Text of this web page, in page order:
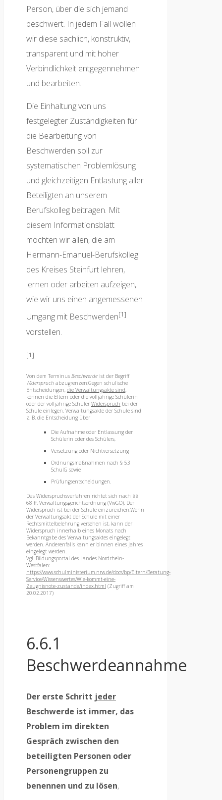
Person, über die sich jemand
beschwert. In jedem Fall wollen
wir diese sachlich, konstruktiv,
transparent und mit hoher
Verbindlichkeit entgegennehmen
und bearbeiten.
Die Einhaltung von uns
festgelegter Zuständigkeiten für
die Bearbeitung von
Beschwerden soll zur
systematischen Problemlösung
und gleichzeitigen Entlastung aller
Beteiligten an unserem
Berufskolleg beitragen. Mit
diesem Informationsblatt
möchten wir allen, die am
Hermann-Emanuel-Berufskolleg
des Kreises Steinfurt lehren,
lernen oder arbeiten aufzeigen,
wie wir uns einen angemessenen
Umgang mit Beschwerden[1]
vorstellen.
[1]
Von dem Terminus Beschwerde ist der Begriff
Widerspruch abzugrenzen:Gegen schulische
Entscheidungen, die Verwaltungsakte sind,
können die Eltern oder die volljährige Schülerin
oder der volljährige Schüler Widerspruch bei der
Schule einlegen. Verwaltungsakte der Schule sind
z. B. die Entscheidung über
Die Aufnahme oder Entlassung der
Schülerin oder des Schülers,
Versetzung oder Nichtversetzung
Ordnungsmaßnahmen nach § 53
SchulG sowie
Prüfungsentscheidungen.
Das Widerspruchsverfahren richtet sich nach §§
68 ff. Verwaltungsgerichtsordnung (VwGO). Der
Widerspruch ist bei der Schule einzureichen.Wenn
der Verwaltungsakt der Schule mit einer
Rechtsmittelbelehrung versehen ist, kann der
Widerspruch innerhalb eines Monats nach
Bekanntgabe des Verwaltungsaktes eingelegt
werden. Anderenfalls kann er binnen eines Jahres
eingelegt werden.
Vgl. Bildungsportal des Landes Nordrhein-
Westfalen:
https://www.schulministerium.nrw.de/docs/bp/Eltern/Beratung-
Service/Wissenswertes/Wie-kommt-eine-
Zeugnisnote-zustande/index.html (Zugriff am
20.02.2017)
6.6.1
Beschwerdeannahme
Der erste Schritt jeder
Beschwerde ist immer, das
Problem im direkten
Gespräch zwischen den
beteiligten Personen oder
Personengruppen zu
benennen und zu lösen,